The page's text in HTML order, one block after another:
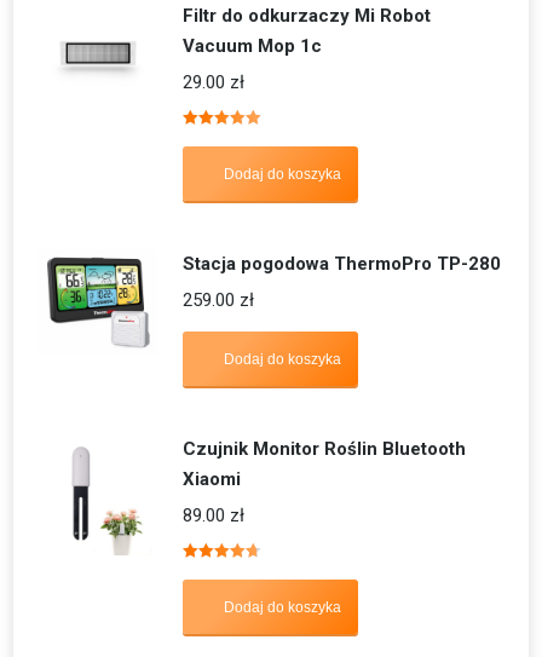
Filtr do odkurzaczy Mi Robot
Vacuum Mop 1c
29.00 zł
5.00
Dodaj do koszyka
Stacja pogodowa ThermoPro TP-280
259.00 zł
Dodaj do koszyka
Czujnik Monitor Roślin Bluetooth
Xiaomi
89.00 zł
4.67
Dodaj do koszyka